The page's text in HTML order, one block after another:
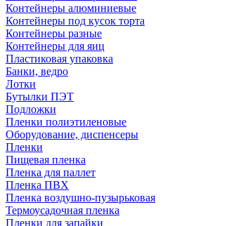
Контейнеры алюминиевые
Контейнеры под кусок торта
Контейнеры разные
Контейнеры для яиц
Пластиковая упаковка
Банки, ведро
Лотки
Бутылки ПЭТ
Подложки
Пленки полиэтиленовые
Оборудование, диспенсеры
Пленки
Пищевая пленка
Пленка для паллет
Пленка ПВХ
Пленка воздушно-пузырьковая
Термоусадочная пленка
Пленки для запайки